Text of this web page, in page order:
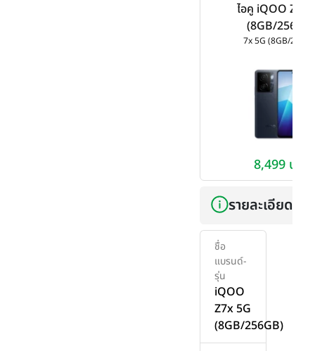
ไอคู iQOO Z7x
(8GB/256GB)
7x 5G (8GB/
8,499 บาท
รายละเอียดเบื้
ชื่อ
แบรนด์-
รุ่น
iQOO
Z7x 5G
(8GB/256GB)